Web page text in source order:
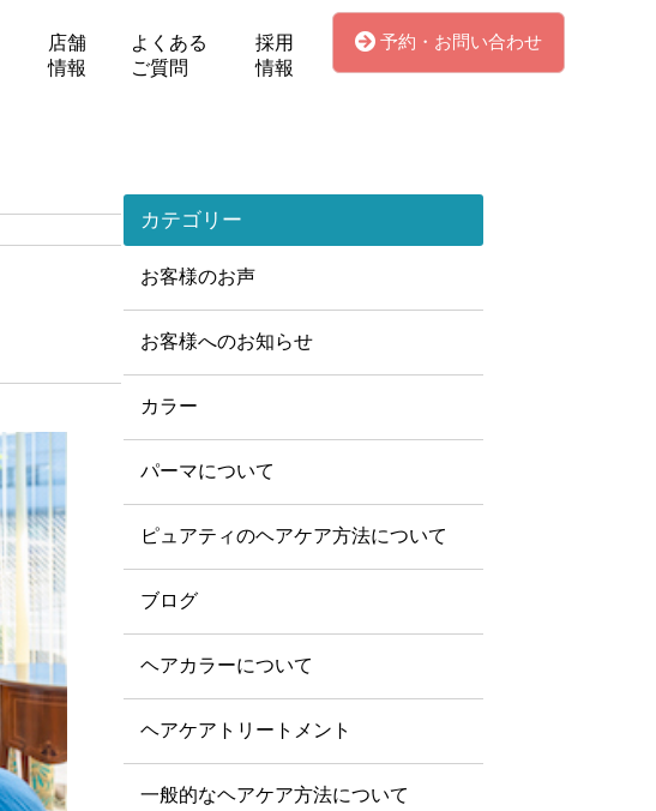
店舗
情報
よくある
ご質問
採用
情報
予約・お問い合わせ
カテゴリー
お客様のお声
お客様へのお知らせ
カラー
パーマについて
ピュアティのヘアケア方法について
ブログ
ヘアカラーについて
ヘアケアトリートメント
一般的なヘアケア方法について